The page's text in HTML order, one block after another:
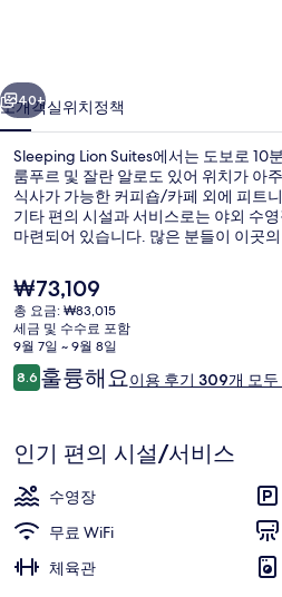
러
리
다음
40+
소개객실위치정책
Sleeping Lion Suites에서는 도보로 10
룸푸르 및 잘란 알로도 있어 위치가 아
식사가 가능한 커피숍/카페 외에 피트
기타 편의 시설과 서비스로는 야외 수
마련되어 있습니다. 많은 분들이 이곳
Raja Chulan 역에서는 9분 거리에 있어
합니다.
현
재
가
격
은
₩73,109
₩73,109
총 요금: ₩83,015
세금 및 수수료 포함
9월 7일 ~ 9월 8일
이
용
기
8.610점 만점 중 8.6점.
훌륭해요이용 후기 309개 모두
인기 편의 시설/서비스
수영장
무료 WiFi
체육관